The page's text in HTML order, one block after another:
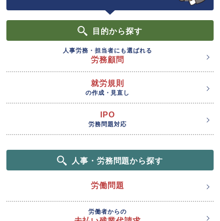
目的から探す
人事労務・担当者にも選ばれる
労務顧問
就労規則
の作成・見直し
IPO
労務問題対応
人事・労務問題から探す
労働問題
労働者からの